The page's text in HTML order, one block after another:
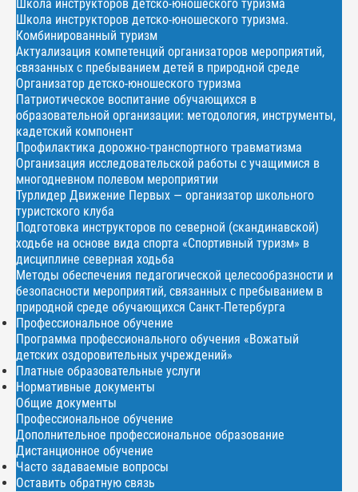
Школа инструкторов детско-юношеского туризма
Школа инструкторов детско-юношеского туризма.
Комбинированный туризм
Актуализация компетенций организаторов мероприятий,
связанных с пребыванием детей в природной среде
Организатор детско-юношеского туризма
Патриотическое воспитание обучающихся в
образовательной организации: методология, инструменты,
кадетский компонент
Профилактика дорожно-транспортного травматизма
Организация исследовательской работы с учащимися в
многодневном полевом мероприятии
Турлидер Движение Первых — организатор школьного
туристского клуба
Подготовка инструкторов по северной (скандинавской)
ходьбе на основе вида спорта «Спортивный туризм» в
дисциплине северная ходьба
Методы обеспечения педагогической целесообразности и
безопасности мероприятий, связанных с пребыванием в
природной среде обучающихся Санкт-Петербурга
Профессиональное обучение
Программа профессионального обучения «Вожатый
детских оздоровительных учреждений»
Платные образовательные услуги
Нормативные документы
Общие документы
Профессиональное обучение
Дополнительное профессиональное образование
Дистанционное обучение
Часто задаваемые вопросы
Оставить обратную связь